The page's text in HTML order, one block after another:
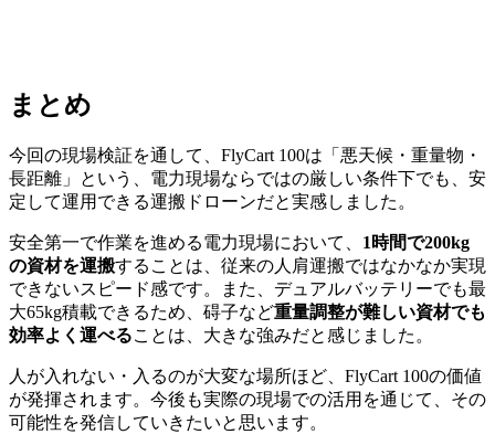
まとめ
今回の現場検証を通して、FlyCart 100は「悪天候・重量物・
長距離」という、電力現場ならではの厳しい条件下でも、安
定して運用できる運搬ドローンだと実感しました。
安全第一で作業を進める電力現場において、 1時間で200kg
の資材を運搬することは、従来の人肩運搬ではなかなか実現
できないスピード感です。また、デュアルバッテリーでも最
大65kg積載できるため、碍子など重量調整が難しい資材でも
効率よく運べることは、大きな強みだと感じました。
人が入れない・入るのが大変な場所ほど、FlyCart 100の価値
が発揮されます。今後も実際の現場での活用を通じて、その
可能性を発信していきたいと思います。